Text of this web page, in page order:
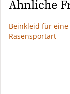
Ähnliche
Beinkleid für eine
Rasensportart